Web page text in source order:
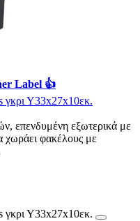
Label 👍
γκρι Υ33x27x10εκ.
επενδυμένη εξωτερικά με
χωράει φακέλους με
γκρι Υ33x27x10εκ.